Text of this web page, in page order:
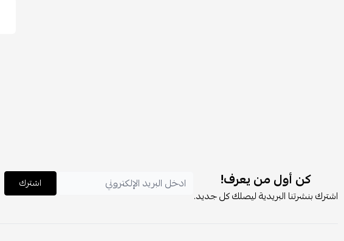
كن أول من يعرف!
اشترك بنشرتنا البريدية ليصلك كل جديد.
اشترك